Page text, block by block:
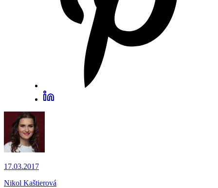
17.03.2017
Nikol Kaštierová